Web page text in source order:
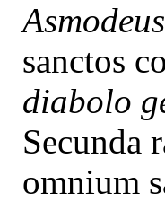
sanctos
diabolo
Secunda
omnium